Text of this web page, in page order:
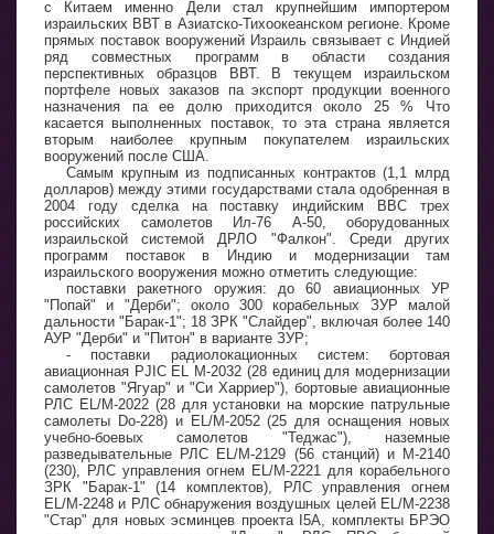
с Китаем именно Дели стал крупнейшим импортером
израильских ВВТ в Азиатско-Тихоокеанском регионе. Кроме
прямых поставок вооружений Израиль связывает с Индией
ряд совместных программ в области создания
перспективных образцов ВВТ. В текущем израильском
портфеле новых заказов па экспорт продукции военного
назначения па ее долю приходится около 25 % Что
касается выполненных поставок, то эта страна является
вторым наиболее крупным покупателем израильских
вооружений после США.
Самым крупным из подписанных контрактов (1,1 млрд
долларов) между этими государствами стала одобренная в
2004 году сделка на поставку индийским ВВС трех
российских самолетов Ил-76 А-50, оборудованных
израильской системой ДРЛО "Фалкон". Среди других
программ поставок в Индию и модернизации там
израильского вооружения можно отметить следующие:
поставки ракетного оружия: до 60 авиационных УР
"Попай" и "Дерби"; около 300 корабельных ЗУР малой
дальности "Барак-1"; 18 ЗРК "Слайдер", включая более 140
АУР "Дерби" и "Питон" в варианте ЗУР;
- поставки радиолокационных систем: бортовая
авиационная PJIC EL М-2032 (28 единиц для модернизации
самолетов "Ягуар" и "Си Харриер"), бортовые авиационные
РЛС EL/М-2022 (28 для установки на морские патрульные
самолеты Do-228) и EL/M-2052 (25 для оснащения новых
учебно-боевых самолетов "Теджас"), наземные
разведывательные РЛС EL/M-2129 (56 станций) и М-2140
(230), РЛС управления огнем EL/М-2221 для корабельного
ЗРК "Барак-1" (14 комплектов), РЛС управления огнем
EL/M-2248 и РЛС обнаружения воздушных целей EL/M-2238
"Стар" для новых эсминцев проекта I5A, комплекты БРЭО